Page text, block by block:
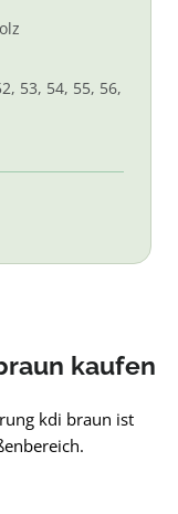
53, 54, 55, 56,
kaufen
kdi braun ist